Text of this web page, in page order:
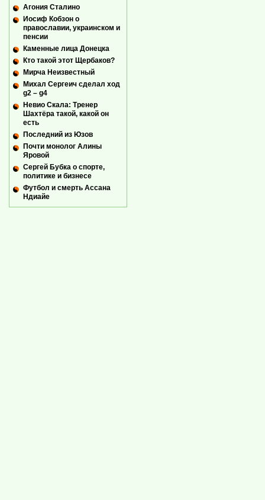
Агония Сталино
Иосиф Кобзон о
православии, украинском и
пенсии
Каменные лица Донецка
Кто такой этот Щербаков?
Мирча Неизвестный
Михал Сергеич сделал ход
g2 – g4
Невио Скала: Тренер
Шахтёра такой, какой он
есть
Последний из Юзов
Почти монолог Алины
Яровой
Сергей Бубка о спорте,
политике и бизнесе
Футбол и смерть Ассана
Ндиайе